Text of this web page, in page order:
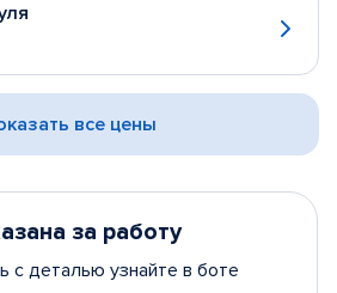
все цены
за работу
с деталью узнайте в боте